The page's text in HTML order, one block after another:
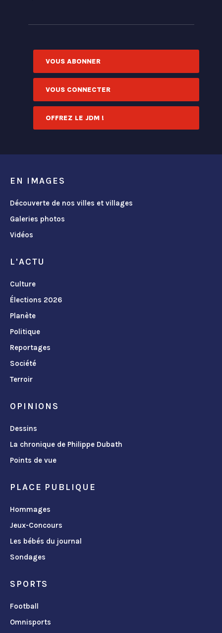
VOUS ABONNER
VOUS CONNECTER
OFFREZ LE JDM !
EN IMAGES
Découverte de nos villes et villages
Galeries photos
Vidéos
L'ACTU
Culture
Élections 2026
Planète
Politique
Reportages
Société
Terroir
OPINIONS
Dessins
La chronique de Philippe Dubath
Points de vue
PLACE PUBLIQUE
Hommages
Jeux-Concours
Les bébés du journal
Sondages
SPORTS
Football
Omnisports